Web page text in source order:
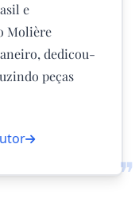
❞
e
Molière
dedicou-
peças